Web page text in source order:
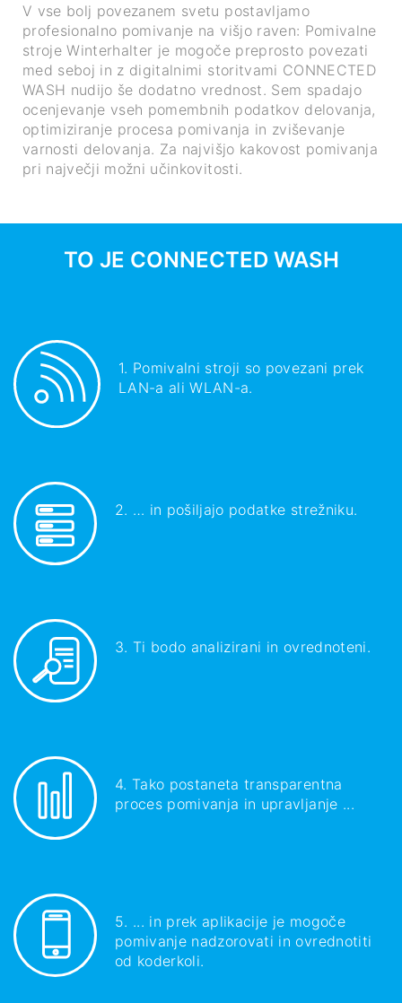
V vse bolj povezanem svetu postavljamo
profesionalno pomivanje na višjo raven: Pomivalne
stroje Winterhalter je mogoče preprosto povezati
med seboj in z digitalnimi storitvami CONNECTED
WASH nudijo še dodatno vrednost. Sem spadajo
ocenjevanje vseh pomembnih podatkov delovanja,
optimiziranje procesa pomivanja in zviševanje
varnosti delovanja. Za najvišjo kakovost pomivanja
pri največji možni učinkovitosti.
TO JE CONNECTED WASH
1. Pomivalni stroji so povezani prek
LAN-a ali WLAN-a.
2. … in pošiljajo podatke strežniku.
3. Ti bodo analizirani in ovrednoteni.
4. Tako postaneta transparentna
proces pomivanja in upravljanje ...
5. ... in prek aplikacije je mogoče
pomivanje nadzorovati in ovrednotiti
od koderkoli.